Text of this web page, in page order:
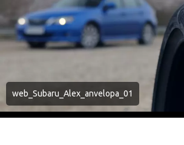
web_Subaru_Alex_anvelopa_01